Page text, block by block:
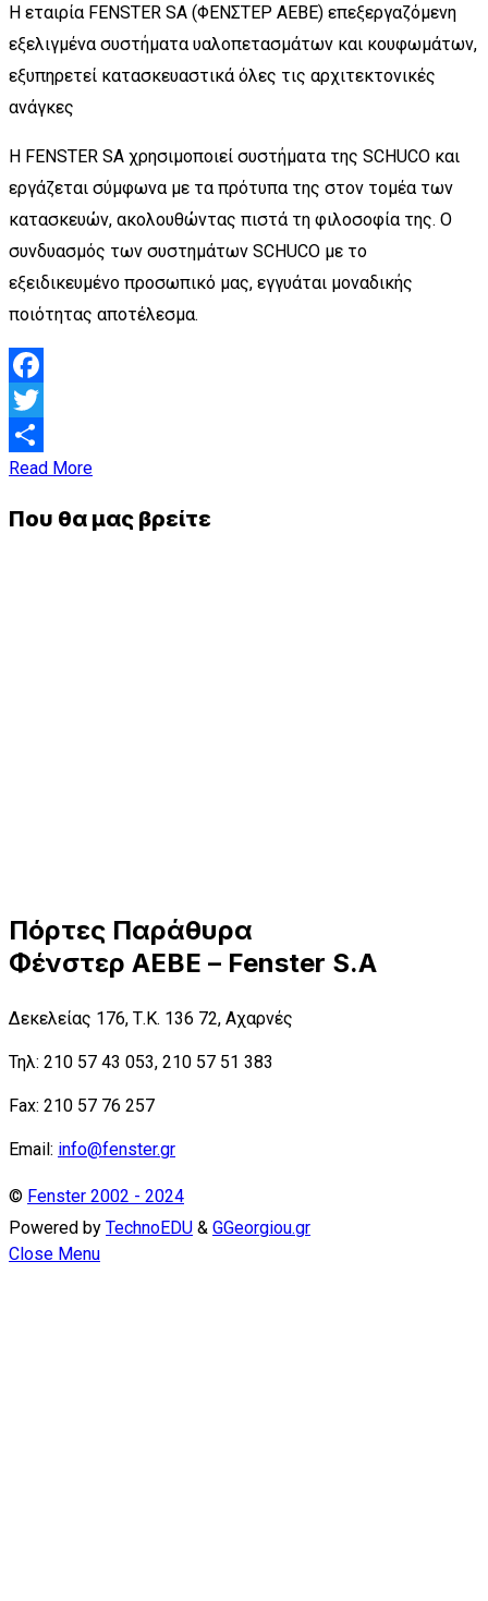
Η εταιρία FENSTER SA (ΦΕΝΣΤΕΡ ΑΕΒΕ) επεξεργαζόμενη
εξελιγμένα συστήματα υαλοπετασμάτων και κουφωμάτων,
εξυπηρετεί κατασκευαστικά όλες τις αρχιτεκτονικές
ανάγκες
Η FENSTER SA χρησιμοποιεί συστήματα της SCHUCO και
εργάζεται σύμφωνα με τα πρότυπα της στον τομέα των
κατασκευών, ακολουθώντας πιστά τη φιλοσοφία της. Ο
συνδυασμός των συστημάτων SCHUCO με το
εξειδικευμένο προσωπικό μας, εγγυάται μοναδικής
ποιότητας αποτέλεσμα.
Facebook
Twitter
Μοιραστείτε
Read More
Που θα μας βρείτε
Πόρτες Παράθυρα
Φένστερ ΑΕΒΕ – Fenster S.A
Δεκελείας 176, Τ.Κ. 136 72, Αχαρνές
Τηλ: 210 57 43 053, 210 57 51 383
Fax: 210 57 76 257
Email: info@fenster.gr
© Fenster 2002 - 2024
Powered by TechnoEDU & GGeorgiou.gr
Close Menu